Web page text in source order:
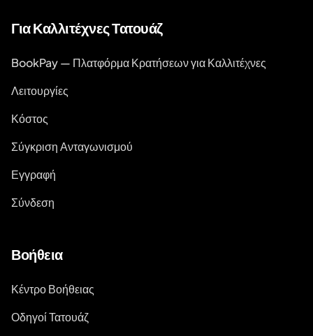
Για Καλλιτέχνες Τατουάζ
BookPay — Πλατφόρμα Κρατήσεων για Καλλιτέχνες
Λειτουργίες
Κόστος
Σύγκριση Ανταγωνισμού
Εγγραφή
Σύνδεση
Βοήθεια
Κέντρο Βοήθειας
Οδηγοί Τατουάζ